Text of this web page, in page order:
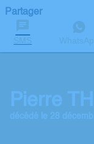
Partager
SMS
Pierre
décédé le 28